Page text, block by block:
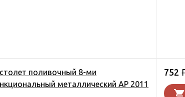
поливочный 8-ми
металлический AP 2011
752